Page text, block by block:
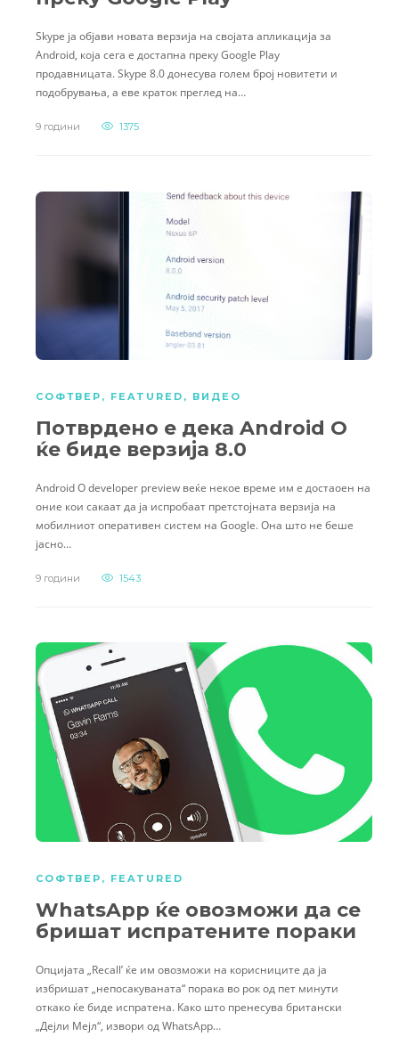
Skype ја објави новата верзија на својата апликација за
Android, која сега е достапна преку Google Play
продавницата. Skype 8.0 донесува голем број новитети и
подобрувања, а еве краток преглед на…
9 години 1375
СОФТВЕР , FEATURED , ВИДЕО
Потврдено е дека Android O
ќе биде верзија 8.0
Android O developer preview веќе некое време им е достаоен на
оние кои сакаат да ја испробаат претстојната верзија на
мобилниот оперативен систем на Google. Она што не беше
јасно…
9 години 1543
СОФТВЕР , FEATURED
WhatsApp ќе овозможи да се
бришат испратените пораки
Опцијата „Recall’ ќе им овозможи на корисниците да ја
избришат „непосакуваната“ порака во рок од пет минути
откако ќе биде испратена. Како што пренесува британски
„Дејли Мејл“, извори од WhatsApp…